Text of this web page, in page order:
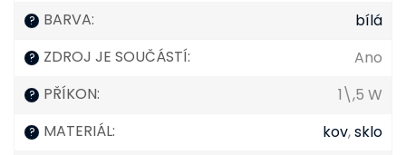
? BARVA: bílá
? ZDROJ JE SOUČÁSTÍ: Ano
? PŘÍKON: 1\,5 W
? MATERIÁL: kov,sklo